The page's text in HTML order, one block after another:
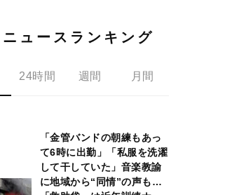
盗んでやろうというより、一時的に借りてい
ニュースランキング
24時間 週間 月間
「金管バンドの朝練もあっ
て6時に出勤」「私服を洗濯
して干していた」音楽教諭
に地域から“同情”の声も…